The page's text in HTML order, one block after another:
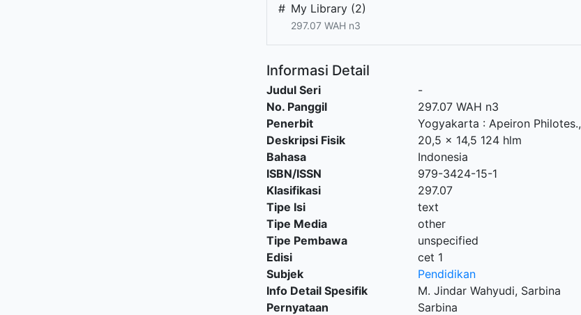
# My Library (2)
297.07 WAH n3
Informasi Detail
Judul Seri
-
No. Panggil
297.07 WAH n3
Penerbit
Yogyakarta : Apeiron Philotes.,
Deskripsi Fisik
20,5 x 14,5 124 hlm
Bahasa
Indonesia
ISBN/ISSN
979-3424-15-1
Klasifikasi
297.07
Tipe Isi
text
Tipe Media
other
Tipe Pembawa
unspecified
Edisi
cet 1
Subjek
Pendidikan
Info Detail Spesifik
M. Jindar Wahyudi, Sarbina
Pernyataan
Sarbina